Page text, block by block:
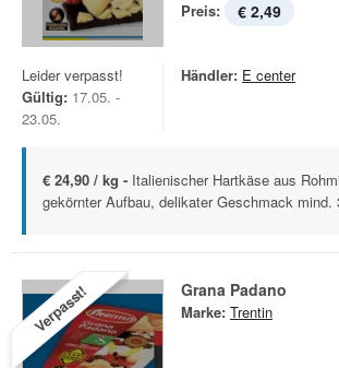
Preis: € 2,49
Leider verpasst!
Gültig: 17.05. -
23.05.
Händler: E center
€ 24,90 / kg - Italienischer Hartkäse aus
gekörnter Aufbau, delikater Geschmack mind.
Verpasst! Grana Padano
Marke: Trentin